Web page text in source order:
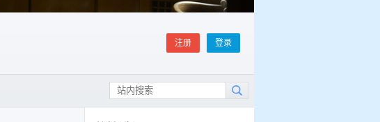
注册 登录